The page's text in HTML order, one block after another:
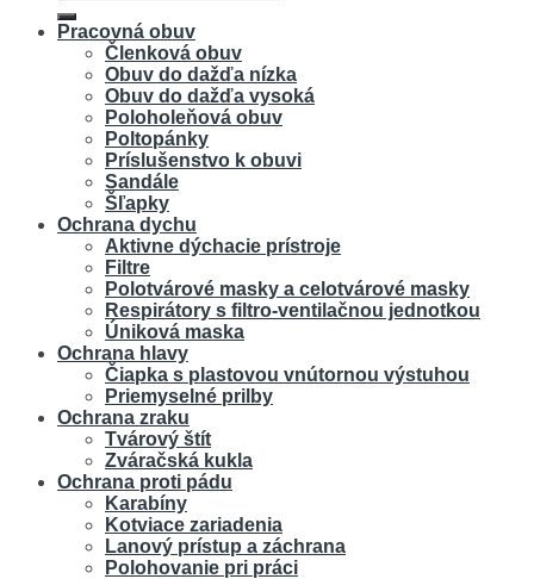
Pracovná obuv
Členková obuv
Obuv do dažďa nízka
Obuv do dažďa vysoká
Poloholeňová obuv
Poltopánky
Príslušenstvo k obuvi
Sandále
Šľapky
Ochrana dychu
Aktivne dýchacie prístroje
Filtre
Polotvárové masky a celotvárové masky
Respirátory s filtro-ventilačnou jednotkou
Úniková maska
Ochrana hlavy
Čiapka s plastovou vnútornou výstuhou
Priemyselné prilby
Ochrana zraku
Tvárový štít
Zváračská kukla
Ochrana proti pádu
Karabíny
Kotviace zariadenia
Lanový prístup a záchrana
Polohovanie pri práci